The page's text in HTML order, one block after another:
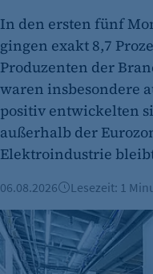
Zweck:
Session-Cookie
Benutzer-
oder
Identifizierung
Cookie Laufzeit:
Session
Cookie Consent
Name:
cookie_consent
Zweck:
In den ersten fünf
gingen exakt 8,7
Produzenten der
waren insbesondere
positiv entwickelten
außerhalb der
Elektroindustrie
06.08.2026 Lesezeit: 1
Büroimmobilien Berlin: